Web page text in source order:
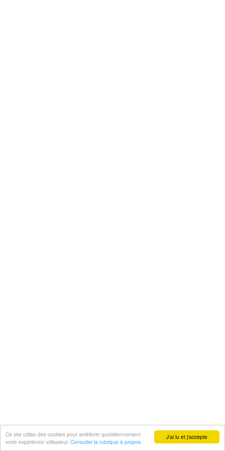
J'ai lu et j'accepte
Ce site utilise des cookies pour améliorer quotidiennement
votre expérience utilisateur. Consulter la rubrique à propos.